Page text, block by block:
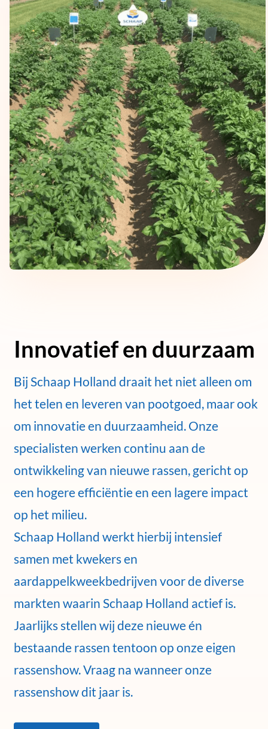
Innovatief en duurzaam
Bij Schaap Holland draait het niet alleen om
het telen en leveren van pootgoed, maar ook
om innovatie en duurzaamheid. Onze
specialisten werken continu aan de
ontwikkeling van nieuwe rassen, gericht op
een hogere efficiëntie en een lagere impact
op het milieu.
Schaap Holland werkt hierbij intensief
samen met kwekers en
aardappelkweekbedrijven voor de diverse
markten waarin Schaap Holland actief is.
Jaarlijks stellen wij deze nieuwe én
bestaande rassen tentoon op onze eigen
rassenshow. Vraag na wanneer onze
rassenshow dit jaar is.